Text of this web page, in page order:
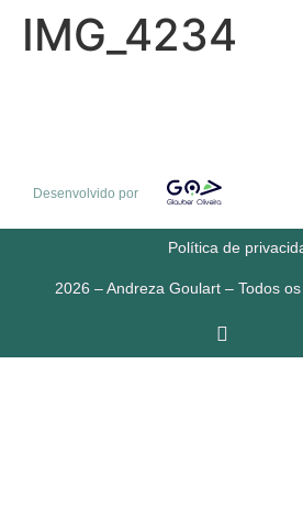
IMG_4234
Desenvolvido por
Política de
2026 – Andreza Goulart – Todos